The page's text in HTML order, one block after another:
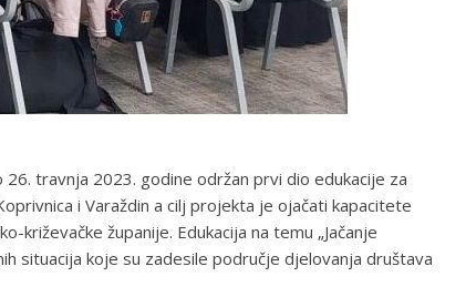
travnja 2023. godine održan prvi dio edukacije za
i Varaždin a cilj projekta je ojačati kapacitete
križevačke županije. Edukacija na temu „Jačanje
situacija koje su zadesile područje djelovanja društava